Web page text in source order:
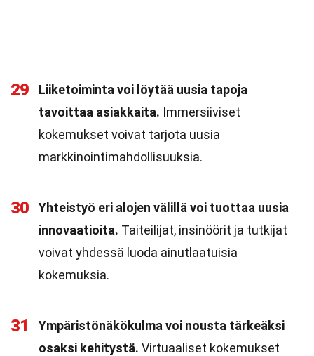
29
Liiketoiminta voi löytää uusia tapoja
tavoittaa asiakkaita. Immersiiviset
kokemukset voivat tarjota uusia
markkinointimahdollisuuksia.
30
Yhteistyö eri alojen välillä voi tuottaa uusia
innovaatioita. Taiteilijat, insinöörit ja tutkijat
voivat yhdessä luoda ainutlaatuisia
kokemuksia.
31
Ympäristönäkökulma voi nousta tärkeäksi
osaksi kehitystä. Virtuaaliset kokemukset